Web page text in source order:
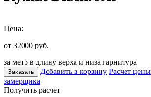
Цена:
от 32000 руб.
за метр в длину верха и низа гарнитура
Заказать Добавить в корзину Расчет цены
замерщика
Получить расчет